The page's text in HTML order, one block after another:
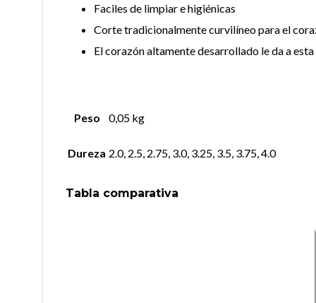
Faciles de limpiar e higiénicas
Corte tradicionalmente curvilíneo para el
El corazón altamente desarrollado le da a
Peso 0,05 kg
Dureza 2.0, 2.5, 2.75, 3.0, 3.25, 3.5, 3.75, 4.0
Tabla comparativa